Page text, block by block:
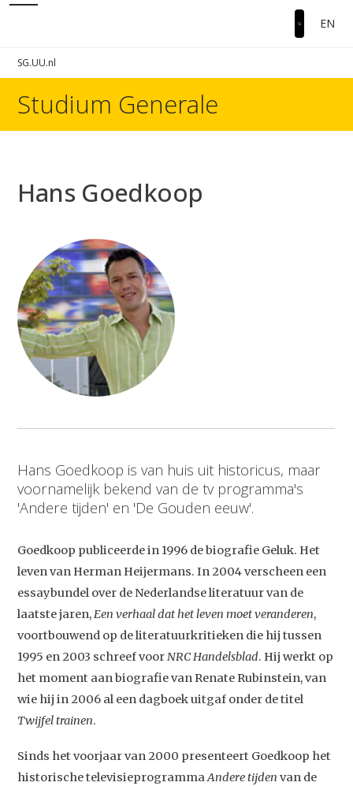
EN
SG.UU.nl
Studium Generale
Hans Goedkoop
Hans Goedkoop is van huis uit historicus, maar
voornamelijk bekend van de tv programma's
'Andere tijden' en 'De Gouden eeuw'.
Goedkoop publiceerde in 1996 de biografie Geluk. Het
leven van Herman Heijermans. In 2004 verscheen een
essaybundel over de Nederlandse literatuur van de
laatste jaren,Een verhaal dat het leven moet veranderen,
voortbouwend op de literatuurkritieken die hij tussen
1995 en 2003 schreef voorNRC Handelsblad. Hij werkt op
het moment aan biografie van Renate Rubinstein, van
wie hij in 2006 al een dagboek uitgaf onder de titel
Twijfel trainen.
Sinds het voorjaar van 2000 presenteert Goedkoop het
historische televisieprogrammaAndere tijden van de